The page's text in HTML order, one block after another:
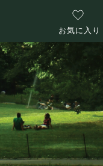
お気に入り
ABOUT US
当社について
NEWS
お知らせ
LINE-UP
商品一覧